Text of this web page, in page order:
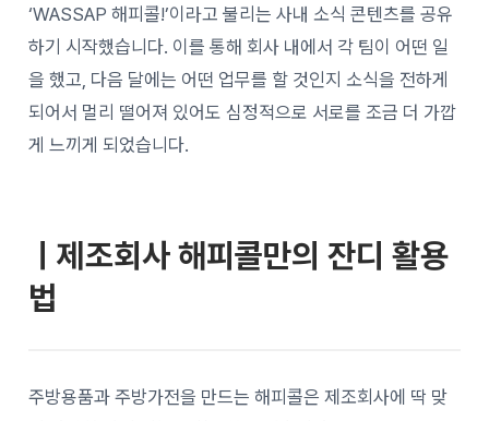
‘WASSAP 해피콜!’이라고 불리는 사내 소식 콘텐츠를 공유
하기 시작했습니다. 이를 통해 회사 내에서 각 팀이 어떤 일
을 했고, 다음 달에는 어떤 업무를 할 것인지 소식을 전하게
되어서 멀리 떨어져 있어도 심정적으로 서로를 조금 더 가깝
게 느끼게 되었습니다.
ㅣ제조회사 해피콜만의 잔디 활용
법
주방용품과 주방가전을 만드는 해피콜은 제조회사에 딱 맞